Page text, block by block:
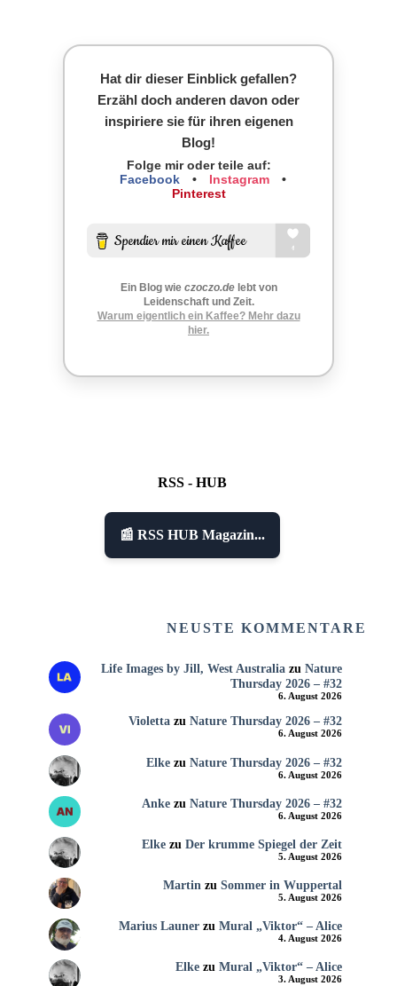
Hat dir dieser Einblick gefallen?
Erzähl doch anderen davon oder
inspiriere sie für ihren eigenen
Blog!
Folge mir oder teile auf:
Facebook
• Instagram
•
Pinterest
Ein Blog wie czoczo.delebt von
Leidenschaft und Zeit.
Warum eigentlich ein Kaffee? Mehr dazu
hier.
RSS - HUB
📰 RSS HUB Magazin...
NEUSTE KOMMENTARE
Life Images by Jill, West Australiazu Nature
Thursday 2026 – #32
6. August 2026
Violettazu Nature Thursday 2026 – #32
6. August 2026
Elkezu Nature Thursday 2026 – #32
6. August 2026
Ankezu Nature Thursday 2026 – #32
6. August 2026
Elkezu Der krumme Spiegel der Zeit
5. August 2026
Martin zu Sommer in Wuppertal
5. August 2026
Marius Launerzu Mural „Viktor“ – Alice
4. August 2026
Elkezu Mural „Viktor“ – Alice
3. August 2026